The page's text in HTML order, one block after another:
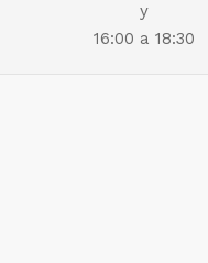
y
16:00 a 18:30